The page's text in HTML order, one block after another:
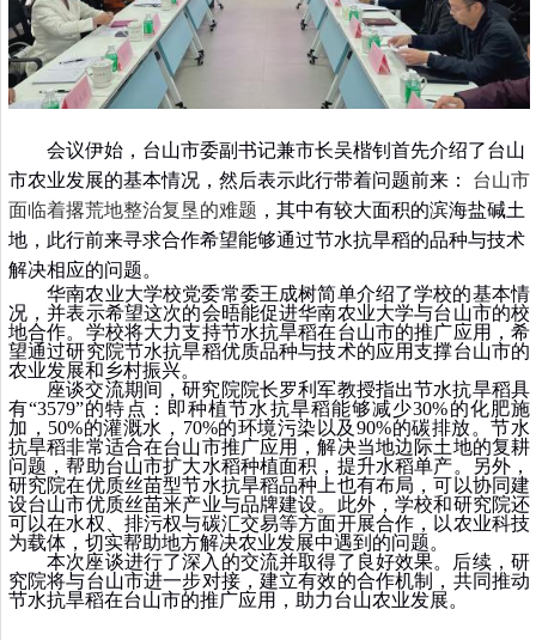
会议伊始，台山市委副书记兼市长吴楷钊首先介绍了台山
市农业发展的基本情况，然后表示此行带着问题前来： 台山市
面临着撂荒地整治复垦的难题 ，其中有较大面积的滨海盐碱土
地，此行前来寻求合作希望能够通过节水抗旱稻的品种与技术
解决相应的问题。
华南农业大学校党委常委王成树简单介绍了学校的基本情
况，并表示希望这次的会晤能促进华南农业大学与台山市的校
地合作。学校将大力支持节水抗旱稻在台山市的推广应用，希
望通过研究院节水抗旱稻优质品种与技术的应用支撑台山市的
农业发展和乡村振兴。
座谈交流期间，研究院院长罗利军教授指出节水抗旱稻具
有“3579”的特点：即种植节水抗旱稻能够减少30%的化肥施
加，50%的灌溉水，70%的环境污染以及90%的碳排放。节水
抗旱稻非常适合在台山市推广应用，解决当地边际土地的复耕
问题，帮助台山市扩大水稻种植面积，提升水稻单产。另外，
研究院在优质丝苗型节水抗旱稻品种上也有布局，可以协同建
设台山市优质丝苗米产业与品牌建设。此外，学校和研究院还
可以在水权、排污权与碳汇交易等方面开展合作，以农业科技
为载体，切实帮助地方解决农业发展中遇到的问题。
本次座谈进行了深入的交流并取得了良好效果。后续，研
究院将与台山市进一步对接，建立有效的合作机制，共同推动
节水抗旱稻在台山市的推广应用，助力台山农业发展。